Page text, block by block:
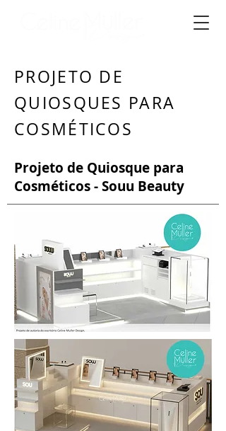
PROJETO DE
QUIOSQUES PARA
COSMÉTICOS
Projeto de Quiosque para
Cosméticos - Souu Beauty